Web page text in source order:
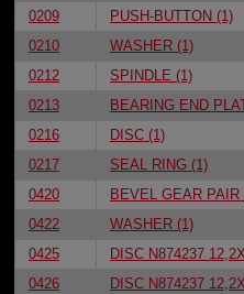
0209
PUSH-BUTTON (1)
0210
WASHER (1)
0212
SPINDLE (1)
0213
BEARING END
0216
DISC (1)
0217
SEAL RING (1)
0420
BEVEL GEAR PAIR
0422
WASHER (1)
0425
DISC N874237
0426
DISC N874237